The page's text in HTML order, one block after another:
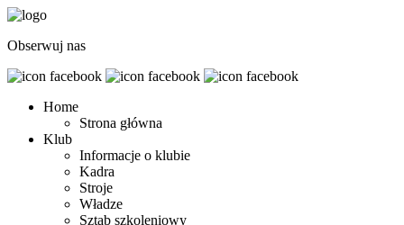
Obserwuj nas
Home
Strona główna
Klub
Informacje o klubie
Kadra
Stroje
Władze
Sztab szkoleniowy